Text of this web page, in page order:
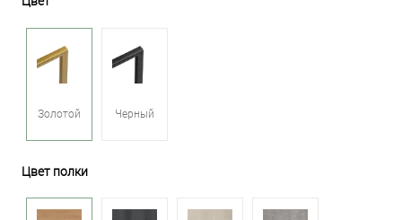
Золотой Черный
Цвет полки